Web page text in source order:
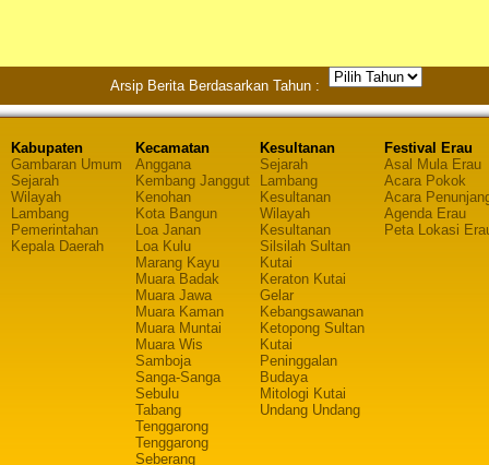
Arsip Berita Berdasarkan Tahun :
Kabupaten
Gambaran Umum
Sejarah
Wilayah
Lambang
Pemerintahan
Kepala Daerah
Kecamatan
Anggana
Kembang Janggut
Kenohan
Kota Bangun
Loa Janan
Loa Kulu
Marang Kayu
Muara Badak
Muara Jawa
Muara Kaman
Muara Muntai
Muara Wis
Samboja
Sanga-Sanga
Sebulu
Tabang
Tenggarong
Tenggarong
Seberang
Kesultanan
Sejarah
Lambang
Kesultanan
Wilayah
Kesultanan
Silsilah Sultan
Kutai
Keraton Kutai
Gelar
Kebangsawanan
Ketopong Sultan
Kutai
Peninggalan
Budaya
Mitologi Kutai
Undang Undang
Festival Erau
Asal Mula Erau
Acara Pokok
Acara
Agenda Erau
Peta Lokasi